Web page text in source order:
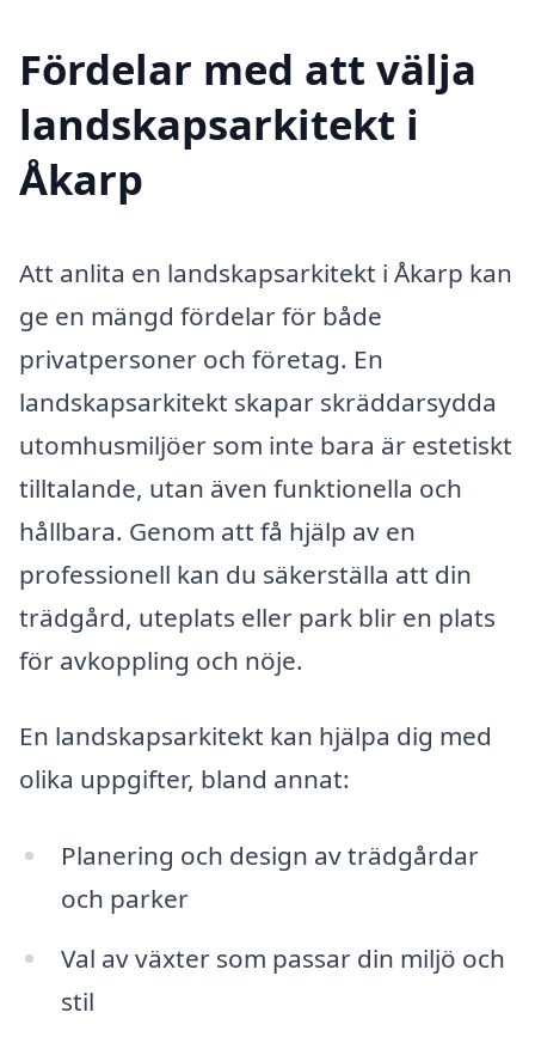
Fördelar med att välja
landskapsarkitekt i
Åkarp
Att anlita en landskapsarkitekt i Åkarp kan
ge en mängd fördelar för både
privatpersoner och företag. En
landskapsarkitekt skapar skräddarsydda
utomhusmiljöer som inte bara är estetiskt
tilltalande, utan även funktionella och
hållbara. Genom att få hjälp av en
professionell kan du säkerställa att din
trädgård, uteplats eller park blir en plats
för avkoppling och nöje.
En landskapsarkitekt kan hjälpa dig med
olika uppgifter, bland annat:
Planering och design av trädgårdar
och parker
Val av växter som passar din miljö och
stil